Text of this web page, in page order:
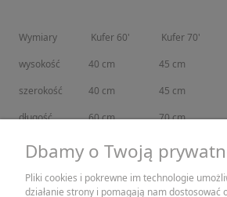
Wymiary Kufer 60' Kufer 70'
wysokość
40 cm 45 cm
szerokość
40 cm 45 cm
długość
60 cm 70 cm
Dbamy o Twoją
Pliki cookies i pokrewne im technologie
działanie strony i pomagają nam dostosować